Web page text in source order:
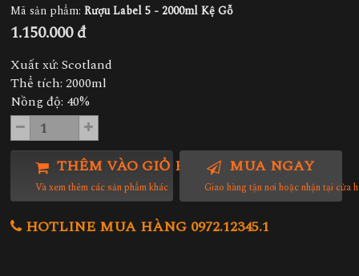
Mã sản phẩm: Rượu Label 5 - 2000ml Kệ Gỗ
1.150.000 đ
Xuất xứ: Scotland
Thể tích: 2000ml
Nồng độ: 40%
THÊM VÀO GIỎ HÀNG
Và xem thêm các sản phẩm khác
MUA NGAY
Giao hàng tận nơi hoặc nhận tại cửa
HOTLINE MUA HÀNG 0972.12345.1